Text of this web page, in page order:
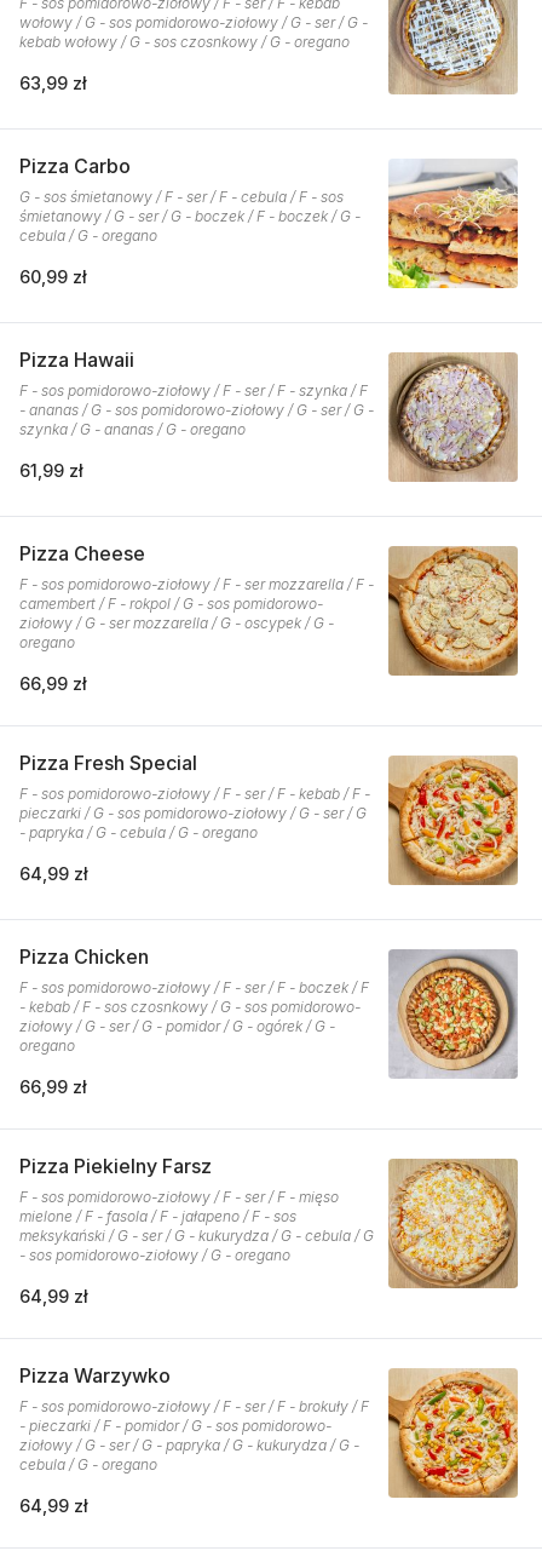
wołowy / G - sos pomidorowo-ziołowy / G - ser / G -
kebab wołowy / G - sos czosnkowy / G - oregano
63,99 zł
Pizza Carbo
G - sos śmietanowy / F - ser / F - cebula / F - sos
śmietanowy / G - ser / G - boczek / F - boczek / G -
cebula / G - oregano
60,99 zł
Pizza Hawaii
F - sos pomidorowo-ziołowy / F - ser / F - szynka / F
- ananas / G - sos pomidorowo-ziołowy / G - ser / G -
szynka / G - ananas / G - oregano
61,99 zł
Pizza Cheese
F - sos pomidorowo-ziołowy / F - ser mozzarella / F -
camembert / F - rokpol / G - sos pomidorowo-
ziołowy / G - ser mozzarella / G - oscypek / G -
oregano
66,99 zł
Pizza Fresh Special
F - sos pomidorowo-ziołowy / F - ser / F - kebab / F -
pieczarki / G - sos pomidorowo-ziołowy / G - ser / G
- papryka / G - cebula / G - oregano
64,99 zł
Pizza Chicken
F - sos pomidorowo-ziołowy / F - ser / F - boczek / F
- kebab / F - sos czosnkowy / G - sos pomidorowo-
ziołowy / G - ser / G - pomidor / G - ogórek / G -
oregano
66,99 zł
Pizza Piekielny Farsz
F - sos pomidorowo-ziołowy / F - ser / F - mięso
mielone / F - fasola / F - jałapeno / F - sos
meksykański / G - ser / G - kukurydza / G - cebula / G
- sos pomidorowo-ziołowy / G - oregano
64,99 zł
Pizza Warzywko
F - sos pomidorowo-ziołowy / F - ser / F - brokuły / F
- pieczarki / F - pomidor / G - sos pomidorowo-
ziołowy / G - ser / G - papryka / G - kukurydza / G -
cebula / G - oregano
64,99 zł